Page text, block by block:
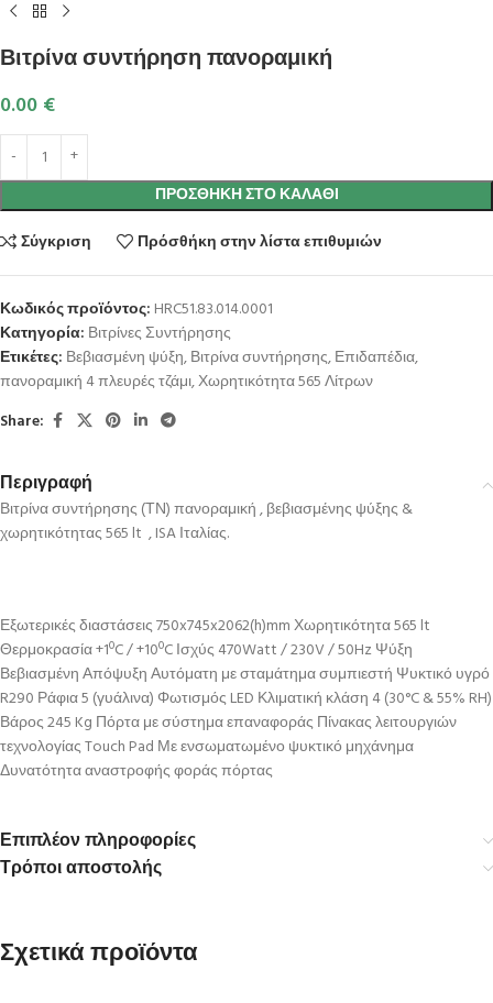
Βιτρίνα συντήρηση πανοραμική
0.00 €
ΠΡΟΣΘΉΚΗ ΣΤΟ ΚΑΛΆΘΙ
Σύγκριση
Πρόσθήκη στην λίστα επιθυμιών
Κωδικός προϊόντος: HRC51.83.014.0001
Κατηγορία: Βιτρίνες Συντήρησης
Ετικέτες: Βεβιασμένη ψύξη,Βιτρίνα συντήρησης,Επιδαπέδια,
πανοραμική 4 πλευρές τζάμι,Χωρητικότητα 565 Λίτρων
Share:
Περιγραφή
Βιτρίνα συντήρησης (ΤΝ) πανοραμική , βεβιασμένης ψύξης &
χωρητικότητας 565 lt , ISA Ιταλίας.
Εξωτερικές διαστάσεις 750x745x2062(h)mm Χωρητικότητα 565 lt
Θερμοκρασία +1ºC / +10ºC Ισχύς 470Watt / 230V / 50Hz Ψύξη
Βεβιασμένη Απόψυξη Αυτόματη με σταμάτημα συμπιεστή Ψυκτικό υγρό
R290 Ράφια 5 (γυάλινα) Φωτισμός LED Κλιματική κλάση 4 (30°C & 55% RH)
Βάρος 245 Kg Πόρτα με σύστημα επαναφοράς Πίνακας λειτουργιών
τεχνολογίας Touch Pad Με ενσωματωμένο ψυκτικό μηχάνημα
Δυνατότητα αναστροφής φοράς πόρτας
Επιπλέον πληροφορίες
Τρόποι αποστολής
Σχετικά προϊόντα